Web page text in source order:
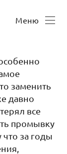
Меню
заменить
давно
все
промывку
за годы